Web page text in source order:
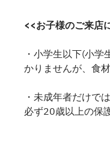
<<お子様のご来店
・小学生以下(小
かりませんが、食
・未成年者だけで
必ず20歳以上の保